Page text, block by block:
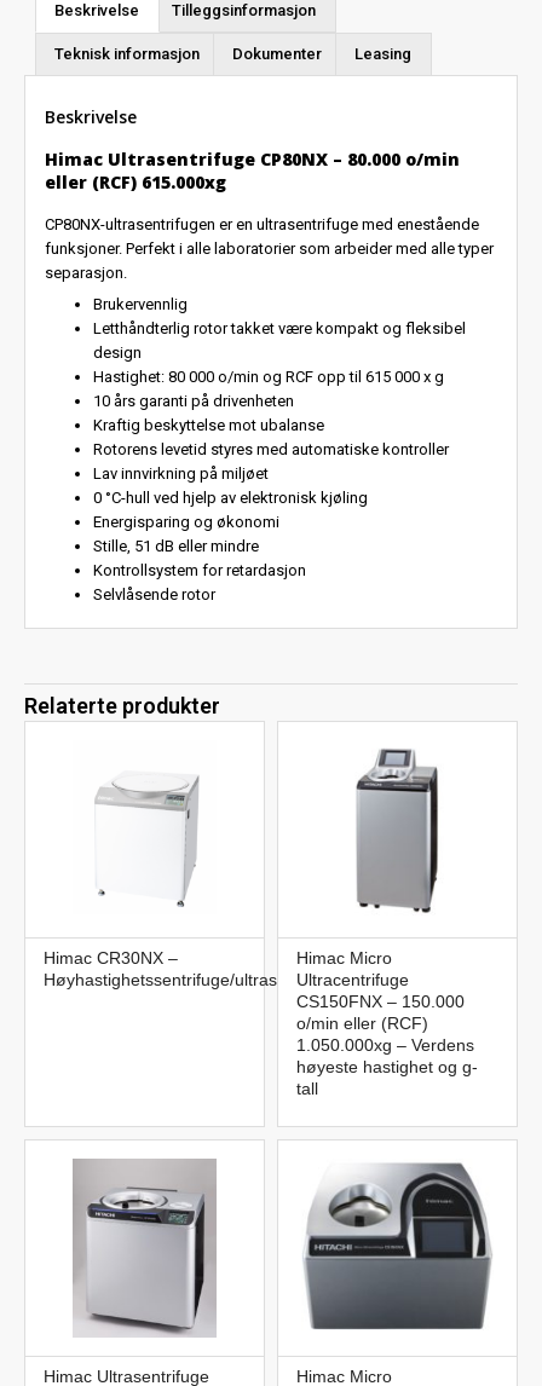
Beskrivelse Tilleggsinformasjon
Teknisk informasjon Dokumenter Leasing
Beskrivelse
Himac Ultrasentrifuge CP80NX – 80.000 o/min
eller (RCF) 615.000xg
CP80NX-ultrasentrifugen er en ultrasentrifuge med enestående
funksjoner. Perfekt i alle laboratorier som arbeider med alle typer
separasjon.
Brukervennlig
Letthåndterlig rotor takket være kompakt og fleksibel
design
Hastighet: 80 000 o/min og RCF opp til 615 000 x g
10 års garanti på drivenheten
Kraftig beskyttelse mot ubalanse
Rotorens levetid styres med automatiske kontroller
Lav innvirkning på miljøet
0 °C-hull ved hjelp av elektronisk kjøling
Energisparing og økonomi
Stille, 51 dB eller mindre
Kontrollsystem for retardasjon
Selvlåsende rotor
Relaterte produkter
Himac CR30NX –
Høyhastighetssentrifuge/ultrasentrifuge
Himac Micro
Ultracentrifuge
CS150FNX – 150.000
o/min eller (RCF)
1.050.000xg – Verdens
høyeste hastighet og g-
tall
Himac Ultrasentrifuge Himac Micro